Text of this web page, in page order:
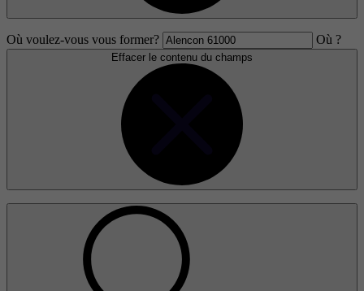
Où voulez-vous vous former? Où ?
Effacer le contenu du champs